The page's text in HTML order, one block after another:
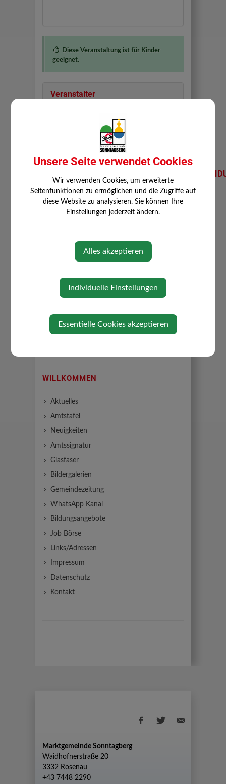
Diese Veranstaltung ist für Kinder
geeignet.
Veranstalter
Sportreferat der MGd Sonntagberg
Dienstag, 31. März 2026
WILLKOMMEN
Aktuelles
Amtstafel
Neuigkeiten
Amtssignatur
Glasfaser
Bildergalerien
Gemeindezeitung
WhatsApp Kanal
Bildungsangebote
Job Börse
Links/Adressen
Impressum
Datenschutz
Kontakt
Marktgemeinde Sonntagberg
Waidhofnerstraße 20
3332 Rosenau
+43 7448 2290
Unsere Seite verwendet Cookies
Wir verwenden Cookies, um erweiterte
Seitenfunktionen zu ermöglichen und die Zugriffe auf
diese Website zu analysieren. Sie können Ihre
Einstellungen jederzeit ändern.
Alles akzeptieren
Individuelle Einstellungen
Essentielle Cookies akzeptieren